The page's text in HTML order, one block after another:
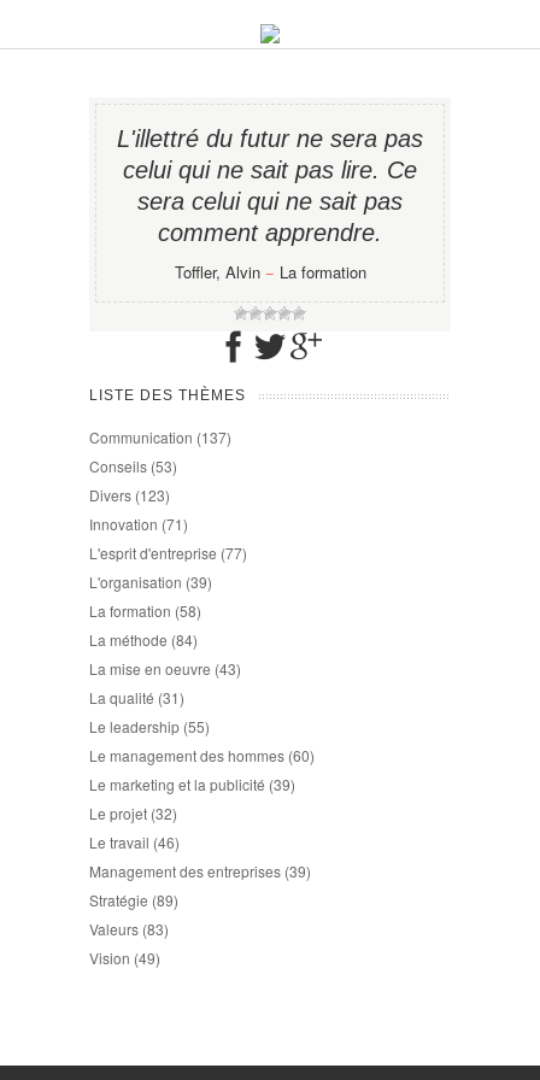
L'illettré du futur ne sera pas
celui qui ne sait pas lire. Ce
sera celui qui ne sait pas
comment apprendre.
Toffler, Alvin− La formation
LISTE DES THÈMES
Communication (137)
Conseils (53)
Divers (123)
Innovation (71)
L'esprit d'entreprise (77)
L'organisation (39)
La formation (58)
La méthode (84)
La mise en oeuvre (43)
La qualité (31)
Le leadership (55)
Le management des hommes (60)
Le marketing et la publicité (39)
Le projet (32)
Le travail (46)
Management des entreprises (39)
Stratégie (89)
Valeurs (83)
Vision (49)